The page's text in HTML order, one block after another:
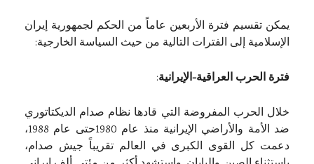
يمكن تقسيم فترة الأربعين عاماً من الحكم لجمهورية إيران
الإسلامية إلى الفترات التالية من حيث السياسة الخارجية:
فترة الحرب العراقية-الإيرانية:
خلال الحرب المفروضة التي قادها نظام صدام الديكتاتوري
ضد الأمة والأراضي الإيرانية منذ عام 1980حتى عام 1988،
دعمت كل القوى الكبرى في العالم تقريباً جيش صدام،